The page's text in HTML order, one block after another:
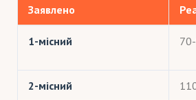
Заявлено
1-місний
2-місний